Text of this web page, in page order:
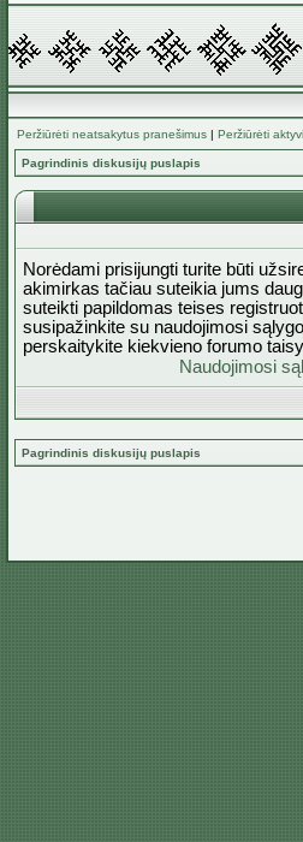
Peržiūrėti neatsakytus pranešimus | Peržiūrėti
Pagrindinis diskusijų puslapis
Norėdami prisijungti turite būti
akimirkas tačiau suteikia jums
suteikti papildomas teises
susipažinkite su naudojimosi
perskaitykite kiekvieno forumo
Naudojimosi
Pagrindinis diskusijų puslapis